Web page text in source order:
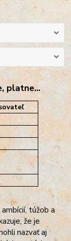
platne...
túžob a
že je
nazvať aj